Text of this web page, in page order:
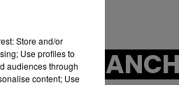
3 --
Store and/or
Use profiles to
audiences through
content; Use